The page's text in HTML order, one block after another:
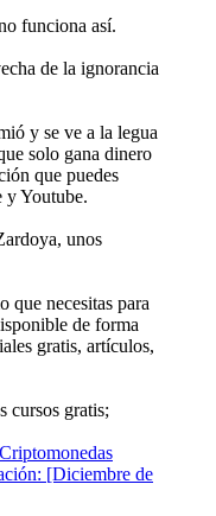
funciona así.
de la ignorancia
y se ve a la legua
solo gana dinero
que puedes
y Youtube.
unos
que necesitas para
de forma
gratis, artículos,
cursos gratis;
[Diciembre de